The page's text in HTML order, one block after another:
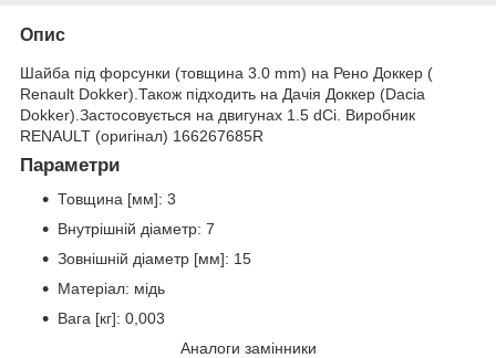
Опис
Шайба під форсунки (товщина 3.0 mm) на Рено Доккер (
Renault Dokker).Також підходить на Дачія Доккер (Dacia
Dokker).Застосовується на двигунах 1.5 dCi. Виробник
RENAULT (оригінал) 166267685R
Параметри
Товщина [мм]: 3
Внутрішній діаметр: 7
Зовнішній діаметр [мм]: 15
Матеріал: мідь
Вага [кг]: 0,003
Аналоги замінники